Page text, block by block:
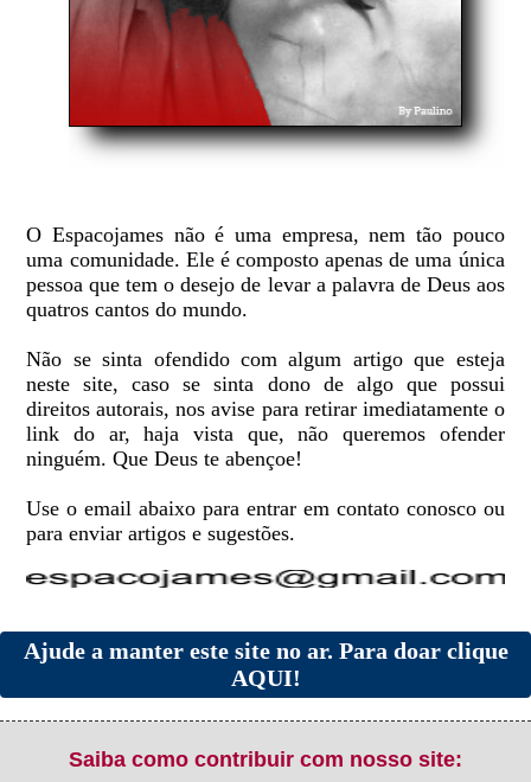
O Espacojames não é uma empresa, nem tão pouco
uma comunidade. Ele é composto apenas de uma única
pessoa que tem o desejo de levar a palavra de Deus aos
quatros cantos do mundo.
Não se sinta ofendido com algum artigo que esteja
neste site, caso se sinta dono de algo que possui
direitos autorais, nos avise para retirar imediatamente o
link do ar, haja vista que, não queremos ofender
ninguém. Que Deus te abençoe!
Use o email abaixo para entrar em contato conosco ou
para enviar artigos e sugestões.
Ajude a manter este site no ar. Para doar clique
AQUI!
Saiba como contribuir com nosso site: